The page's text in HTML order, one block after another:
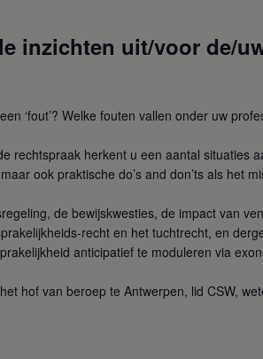
inzichten uit/voor de/
‘fout’? Welke fouten vallen onder uw
rechtspraak herkent u een aantal situaties
ook praktische do’s and don’ts als het
de bewijskwesties, de impact van
recht en het tuchtrecht, en
anticipatief te moduleren via
hof van beroep te Antwerpen, lid CSW,